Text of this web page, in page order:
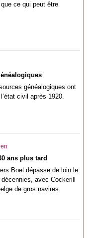
ce qui peut être
généalogiques ont
civil après 1920.
ans plus tard
Boel dépasse de loin le
avec Cockerill
de gros navires.